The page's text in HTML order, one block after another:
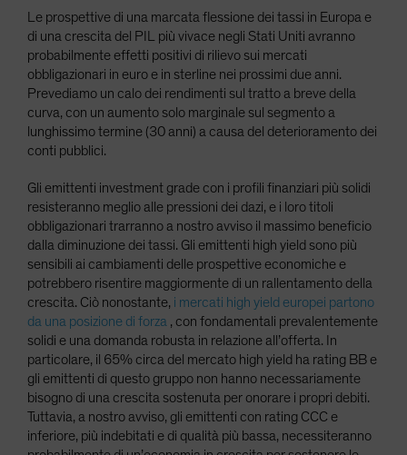
Le prospettive di una marcata flessione dei tassi in Europa e
di una crescita del PIL più vivace negli Stati Uniti avranno
probabilmente effetti positivi di rilievo sui mercati
obbligazionari in euro e in sterline nei prossimi due anni.
Prevediamo un calo dei rendimenti sul tratto a breve della
curva, con un aumento solo marginale sul segmento a
lunghissimo termine (30 anni) a causa del deterioramento dei
conti pubblici.
Gli emittenti investment grade con i profili finanziari più solidi
resisteranno meglio alle pressioni dei dazi, e i loro titoli
obbligazionari trarranno a nostro avviso il massimo beneficio
dalla diminuzione dei tassi. Gli emittenti high yield sono più
sensibili ai cambiamenti delle prospettive economiche e
potrebbero risentire maggiormente di un rallentamento della
crescita. Ciò nonostante, i mercati high yield europei partono
da una posizione di forza , con fondamentali prevalentemente
solidi e una domanda robusta in relazione all’offerta. In
particolare, il 65% circa del mercato high yield ha rating BB e
gli emittenti di questo gruppo non hanno necessariamente
bisogno di una crescita sostenuta per onorare i propri debiti.
Tuttavia, a nostro avviso, gli emittenti con rating CCC e
inferiore, più indebitati e di qualità più bassa, necessiteranno